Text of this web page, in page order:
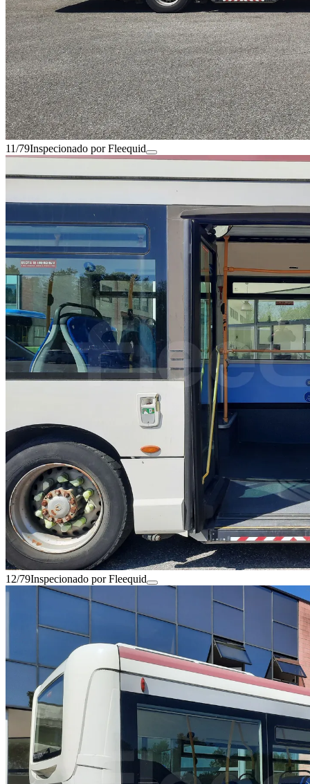
11/79Inspecionado por Fleequid
12/79Inspecionado por Fleequid